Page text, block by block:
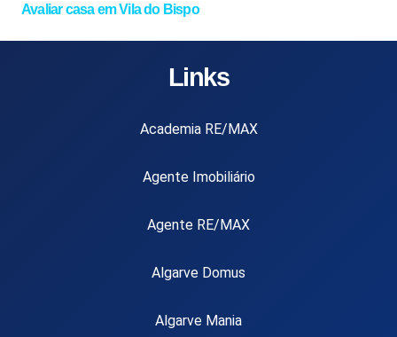
Avaliar casa em Vila do Bispo
Links
Academia RE/MAX
Agente Imobiliário
Agente RE/MAX
Algarve Domus
Algarve Mania